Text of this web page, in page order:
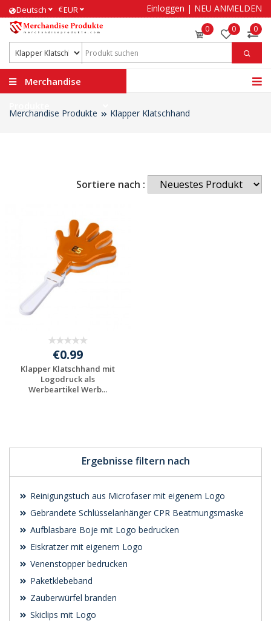
Deutsch €EUR Einloggen | NEU ANMELDEN
0 0 0
Merchandise
Merchandise Produkte Klapper Klatschhand
Ergebnisse filtern nach
Reinigungstuch aus Microfaser mit eigenem Logo
Gebrandete Schlüsselanhänger CPR Beatmungsmaske
Aufblasbare Boje mit Logo bedrucken
Eiskratzer mit eigenem Logo
Venenstopper bedrucken
Paketklebeband
Zauberwürfel branden
Skiclips mit Logo
Sortiere nach :
€0.99
Klapper Klatschhand mit
Logodruck als
Werbeartikel Werb...